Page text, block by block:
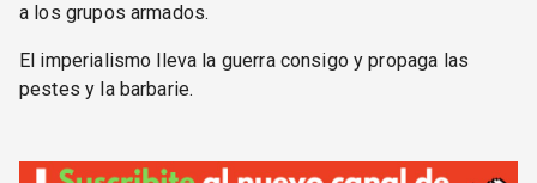
a los grupos armados.
El imperialismo lleva la guerra consigo y propaga las
pestes y la barbarie.